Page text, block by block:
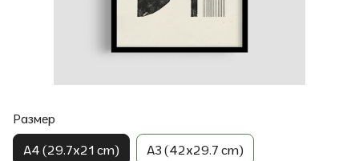
Размер
A4 (29.7x21 cm) A3 (42x29.7 cm)